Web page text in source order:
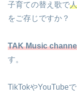
子育ての替え歌で
をご存じですか？
TAK Music
す。
TikTokやYouTube